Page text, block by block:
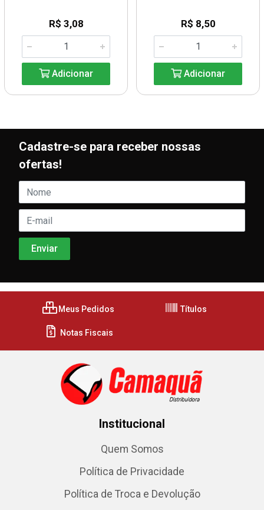
R$ 3,08
Adicionar
R$ 8,50
Adicionar
Cadastre-se para receber nossas
ofertas!
Meus Pedidos Títulos
Notas Fiscais
Institucional
Quem Somos
Política de Privacidade
Política de Troca e Devolução